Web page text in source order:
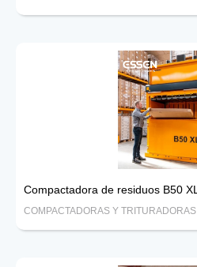
Compactadora de residuos B50 XL
COMPACTADORAS Y TRITURADORAS